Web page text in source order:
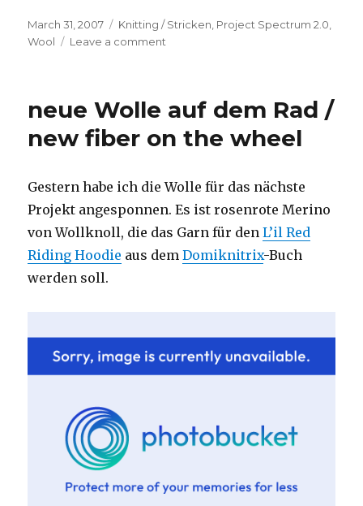
Posted
on
March 31, 2007 Categories
Knitting / Stricken Project Spectrum 2.0
Wool
Leave a comment
/
blue
neue Wolle auf dem Rad /
new fiber on the wheel
Gestern habe ich die Wolle für das nächste
Projekt angesponnen. Es ist rosenrote Merino
von Wollknoll, die das Garn für denL’il Red
Riding Hoodie aus demDomiknitrix-Buch
werden soll.